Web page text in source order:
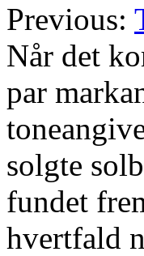
Previous:
Når det
par
solgte
fundet
hvertfald